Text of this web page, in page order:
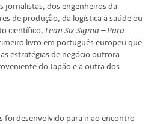
jornalistas, dos engenheiros da
de produção, da logística à saúde ou
científico,Lean Six Sigma – Para
livro em português europeu que
estratégias de negócio outrora
do Japão e a outra dos
foi desenvolvido para ir ao encontro